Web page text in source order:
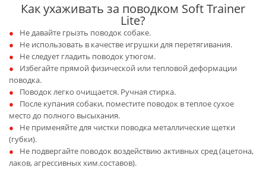
Как ухаживать за поводком Soft Trainer
Lite?
Не давайте грызть поводок собаке.
Не использовать в качестве игрушки для перетягивания.
Не следует гладить поводок утюгом.
Избегайте прямой физической или тепловой деформации
поводка.
Поводок легко очищается. Ручная стирка.
После купания собаки, поместите поводок в теплое сухое
место до полного высыхания.
Не применяйте для чистки поводка металлические щетки
(губки).
Не подвергайте поводок воздействию активных сред (ацетона,
лаков, агрессивных хим.составов).